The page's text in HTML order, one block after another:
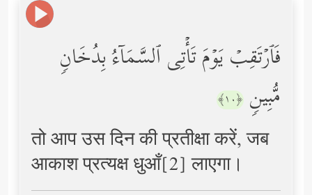
فَٱرۡتَقِبۡ یَوۡمَ تَأۡتِی ٱلسَّمَاۤءُ بِدُخَانࣲ
مُّبِینࣲ ﴿١٠﴾
तो आप उस दिन की प्रतीक्षा करें, जब
आकाश प्रत्यक्ष धुआँ[2] लाएगा।